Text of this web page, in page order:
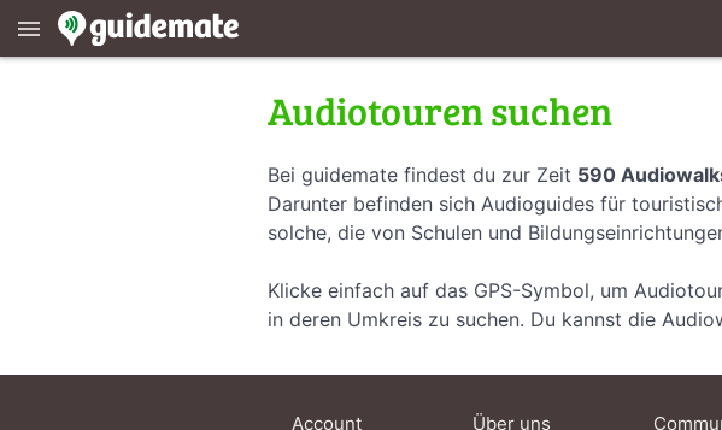
menu
Audiotouren suchen
Bei guidemate findest du zur Zeit 590
Darunter befinden sich Audioguides für
solche, die von Schulen und
Klicke einfach auf das GPS-Symbol, um
in deren Umkreis zu suchen. Du kannst die
Account Über uns